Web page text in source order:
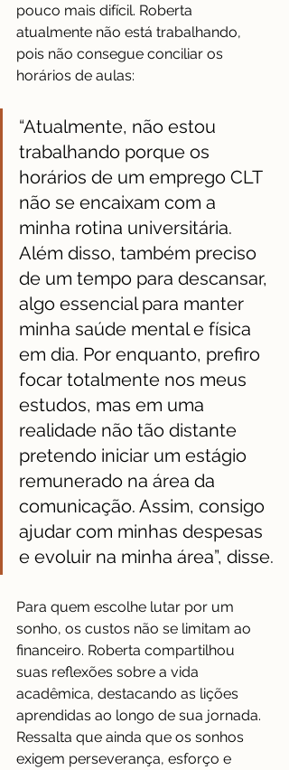
pouco mais difícil. Roberta
atualmente não está trabalhando,
pois não consegue conciliar os
horários de aulas:
“Atualmente, não estou
trabalhando porque os
horários de um emprego CLT
não se encaixam com a
minha rotina universitária.
Além disso, também preciso
de um tempo para descansar,
algo essencial para manter
minha saúde mental e física
em dia. Por enquanto, prefiro
focar totalmente nos meus
estudos, mas em uma
realidade não tão distante
pretendo iniciar um estágio
remunerado na área da
comunicação. Assim, consigo
ajudar com minhas despesas
e evoluir na minha área”, disse.
Para quem escolhe lutar por um
sonho, os custos não se limitam ao
financeiro. Roberta compartilhou
suas reflexões sobre a vida
acadêmica, destacando as lições
aprendidas ao longo de sua jornada.
Ressalta que ainda que os sonhos
exigem perseverança, esforço e